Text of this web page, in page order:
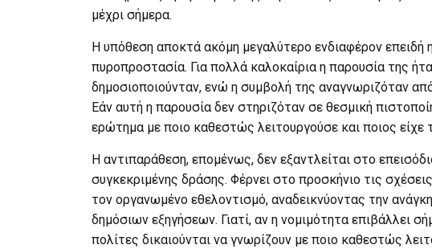
μέχρι σήμερα.
Η υπόθεση αποκτά ακόμη μεγαλύτερο ενδιαφέρον
πυροπροστασία. Για πολλά καλοκαίρια η παρουσία της
δημοσιοποιούνταν, ενώ η συμβολή της αναγνωριζόταν
Εάν αυτή η παρουσία δεν στηριζόταν σε θεσμική
ερώτημα με ποιο καθεστώς λειτουργούσε και ποιος είχε
Η αντιπαράθεση, επομένως, δεν εξαντλείται στο
συγκεκριμένης δράσης. Φέρνει στο προσκήνιο τις
τον οργανωμένο εθελοντισμό, αναδεικνύοντας την
δημόσιων εξηγήσεων. Γιατί, αν η νομιμότητα επιβάλλει
πολίτες δικαιούνται να γνωρίζουν με ποιο καθεστώς